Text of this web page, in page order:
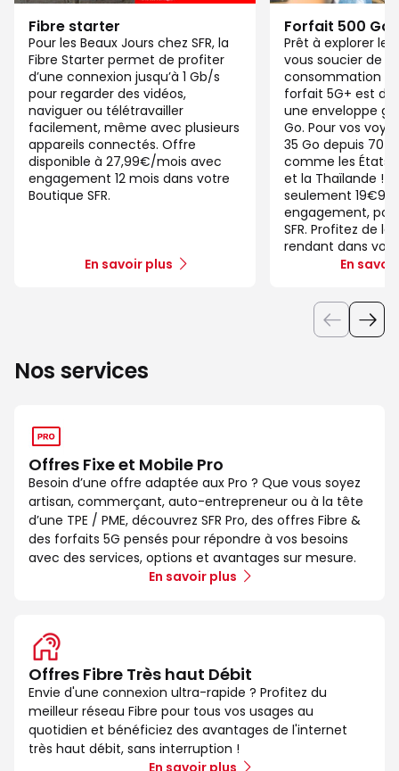
Fibre starter
Pour les Beaux Jours chez SFR, la
Fibre Starter permet de profiter
d’une connexion jusqu’à 1 Gb/s
pour regarder des vidéos,
naviguer ou télétravailler
facilement, même avec plusieurs
appareils connectés. Offre
disponible à 27,99€/mois avec
engagement 12 mois dans votre
Boutique SFR.
En savoir plus
Forfait 500 Go
Prêt à explorer le
vous soucier de
consommation
forfait 5G+ est
une enveloppe
Go. Pour vos
35 Go depuis 70
comme les États-
et la Thaïlande !
seulement
engagement,
SFR. Profitez de
rendant dans
En
Nos services
Offres Fixe et Mobile Pro
Besoin d’une offre adaptée aux Pro ? Que vous soyez
artisan, commerçant, auto-entrepreneur ou à la tête
d’une TPE / PME, découvrez SFR Pro, des offres Fibre &
des forfaits 5G pensés pour répondre à vos besoins
avec des services, options et avantages sur mesure.
En savoir plus
Offres Fibre Très haut Débit
Envie d'une connexion ultra-rapide ? Profitez du
meilleur réseau Fibre pour tous vos usages au
quotidien et bénéficiez des avantages de l'internet
très haut débit, sans interruption !
En savoir plus